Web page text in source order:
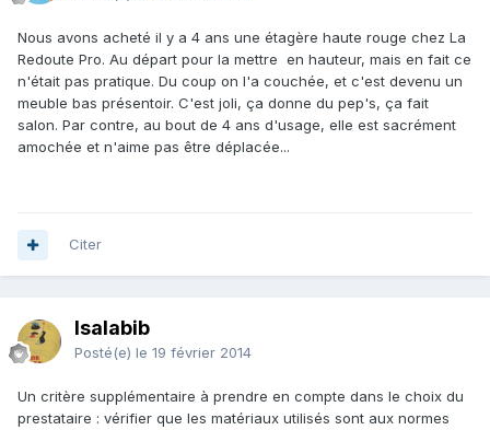
Nous avons acheté il y a 4 ans une étagère haute rouge chez La
Redoute Pro. Au départ pour la mettre en hauteur, mais en fait ce
n'était pas pratique. Du coup on l'a couchée, et c'est devenu un
meuble bas présentoir. C'est joli, ça donne du pep's, ça fait
salon. Par contre, au bout de 4 ans d'usage, elle est sacrément
amochée et n'aime pas être déplacée...
Citer
Isalabib
Posté(e) le 19 février 2014
Un critère supplémentaire à prendre en compte dans le choix du
prestataire : vérifier que les matériaux utilisés sont aux normes